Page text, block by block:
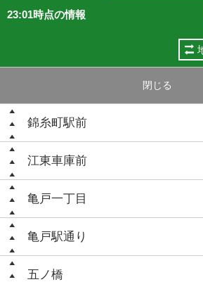
23:01時点の情報
閉じる
錦糸町駅前
江東車庫前
亀戸一丁目
亀戸駅通り
五ノ橋